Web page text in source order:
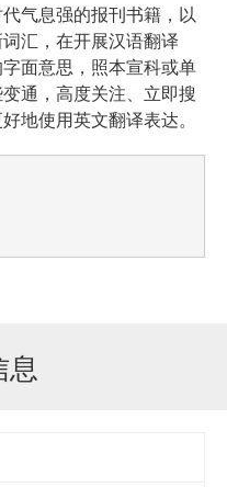
气息强的报刊书籍，以
汇，在开展汉语翻译
面意思，照本宣科或单
通，高度关注、立即搜
地使用英文翻译表达。
息